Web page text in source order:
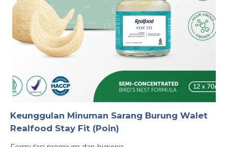
Keunggulan Minuman Sarang Burung Walet
Realfood Stay Fit (Poin)